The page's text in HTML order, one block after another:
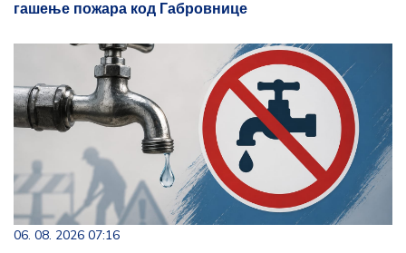
гашење пожара код Габровнице
06. 08. 2026 07:16